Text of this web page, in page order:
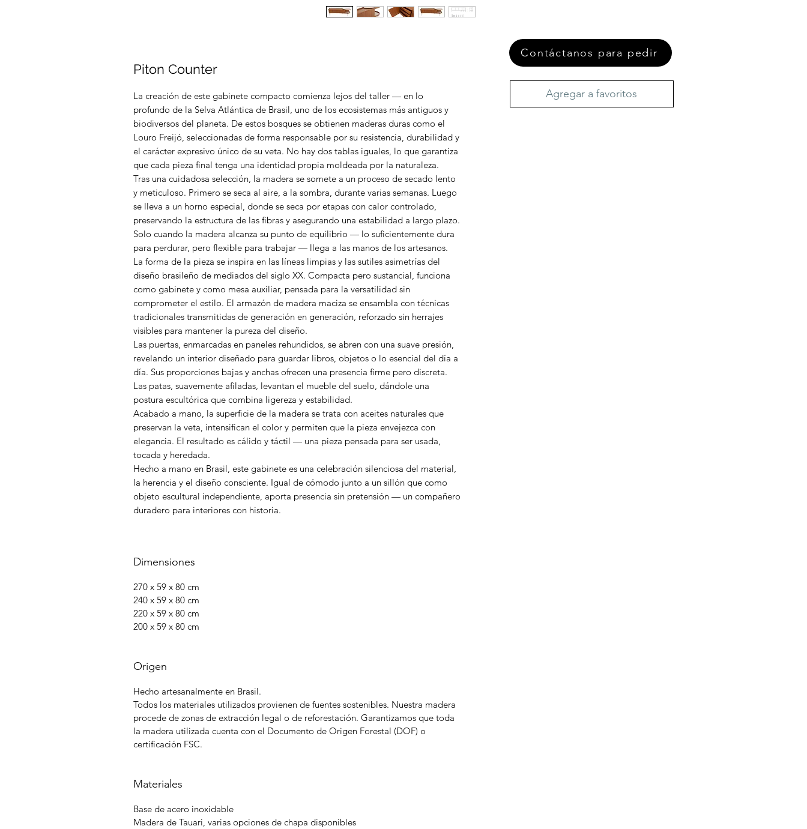
Piton Counter
La creación de este gabinete compacto comienza lejos del taller — en lo
profundo de la Selva Atlántica de Brasil, uno de los ecosistemas más antiguos y
biodiversos del planeta. De estos bosques se obtienen maderas duras como el
Louro Freijó, seleccionadas de forma responsable por su resistencia, durabilidad y
el carácter expresivo único de su veta. No hay dos tablas iguales, lo que garantiza
que cada pieza final tenga una identidad propia moldeada por la naturaleza.
Tras una cuidadosa selección, la madera se somete a un proceso de secado lento
y meticuloso. Primero se seca al aire, a la sombra, durante varias semanas. Luego
se lleva a un horno especial, donde se seca por etapas con calor controlado,
preservando la estructura de las fibras y asegurando una estabilidad a largo plazo.
Solo cuando la madera alcanza su punto de equilibrio — lo suficientemente dura
para perdurar, pero flexible para trabajar — llega a las manos de los artesanos.
La forma de la pieza se inspira en las líneas limpias y las sutiles asimetrías del
diseño brasileño de mediados del siglo XX. Compacta pero sustancial, funciona
como gabinete y como mesa auxiliar, pensada para la versatilidad sin
comprometer el estilo. El armazón de madera maciza se ensambla con técnicas
tradicionales transmitidas de generación en generación, reforzado sin herrajes
visibles para mantener la pureza del diseño.
Las puertas, enmarcadas en paneles rehundidos, se abren con una suave presión,
revelando un interior diseñado para guardar libros, objetos o lo esencial del día a
día. Sus proporciones bajas y anchas ofrecen una presencia firme pero discreta.
Las patas, suavemente afiladas, levantan el mueble del suelo, dándole una
postura escultórica que combina ligereza y estabilidad.
Acabado a mano, la superficie de la madera se trata con aceites naturales que
preservan la veta, intensifican el color y permiten que la pieza envejezca con
elegancia. El resultado es cálido y táctil — una pieza pensada para ser usada,
tocada y heredada.
Hecho a mano en Brasil, este gabinete es una celebración silenciosa del material,
la herencia y el diseño consciente. Igual de cómodo junto a un sillón que como
objeto escultural independiente, aporta presencia sin pretensión — un compañero
duradero para interiores con historia.
Dimensiones
270 x 59 x 80 cm
240 x 59 x 80 cm
220 x 59 x 80 cm
200 x 59 x 80 cm
Origen
Hecho artesanalmente en Brasil.
Todos los materiales utilizados provienen de fuentes sostenibles. Nuestra madera
procede de zonas de extracción legal o de reforestación. Garantizamos que toda
la madera utilizada cuenta con el Documento de Origen Forestal (DOF) o
certificación FSC.
Materiales
Base de acero inoxidable
Madera de Tauari, varias opciones de chapa disponibles
Agregar a favoritos
Contáctanos para pedir